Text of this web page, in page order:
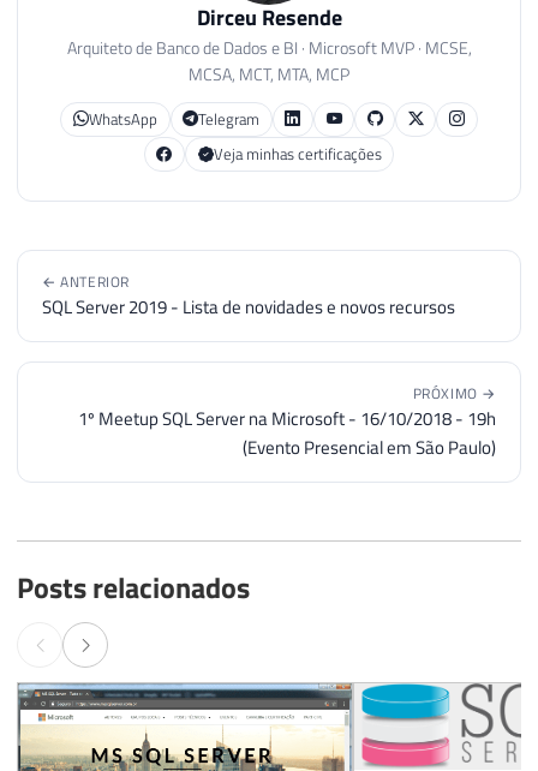
Dirceu Resende
Arquiteto de Banco de Dados e BI · Microsoft MVP · MCSE,
MCSA, MCT, MTA, MCP
WhatsApp
Telegram
Veja minhas certificações
← ANTERIOR
SQL Server 2019 - Lista de novidades e novos recursos
PRÓXIMO →
1º Meetup SQL Server na Microsoft - 16/10/2018 - 19h
(Evento Presencial em São Paulo)
Posts relacionados